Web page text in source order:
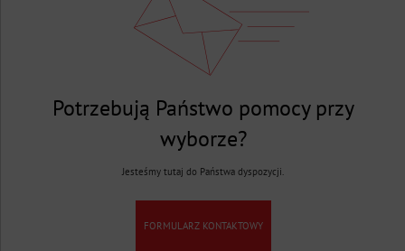
Potrzebują Państwo pomocy przy
wyborze?
Jesteśmy tutaj do Państwa dyspozycji.
FORMULARZ KONTAKTOWY